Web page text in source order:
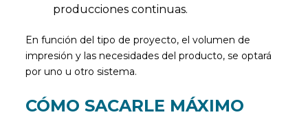
producciones continuas.
En función del tipo de proyecto, el volumen de
impresión y las necesidades del producto, se optará
por uno u otro sistema.
CÓMO SACARLE MÁXIMO